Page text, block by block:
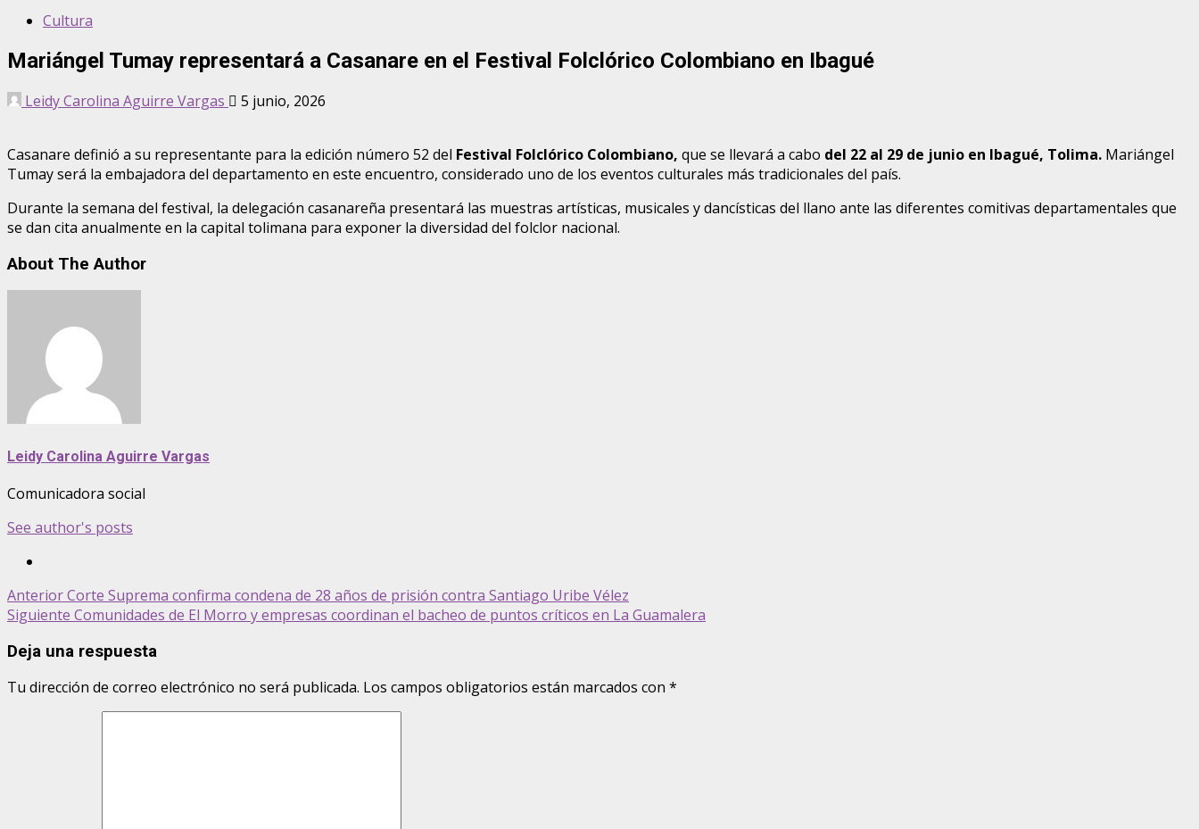
Cultura
Mariángel Tumay representará a Casanare en el Festival Folclórico Colombiano en Ibagué
Leidy Carolina Aguirre Vargas 5 junio, 2026
Casanare definió a su representante para la edición número 52 del Festival Folclórico Colombiano, que se llevará a cabo del 22 al 29 de junio en Ibagué, Tolima. Mariángel
Tumay será la embajadora del departamento en este encuentro, considerado uno de los eventos culturales más tradicionales del país.
Durante la semana del festival, la delegación casanareña presentará las muestras artísticas, musicales y dancísticas del llano ante las diferentes comitivas departamentales que
se dan cita anualmente en la capital tolimana para exponer la diversidad del folclor nacional.
About The Author
Leidy Carolina Aguirre Vargas
Comunicadora social
See author's posts
Post
navigation
AnteriorCorte Suprema confirma condena de 28 años de prisión contra Santiago Uribe Vélez
Siguiente Comunidades de El Morro y empresas coordinan el bacheo de puntos críticos en La Guamalera
Deja una respuesta
Tu dirección de correo electrónico no será publicada. Los campos obligatorios están marcados con *